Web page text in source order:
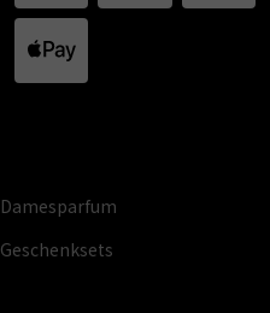
Damesparfum
Geschenksets